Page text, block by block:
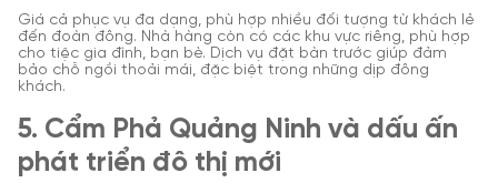
Giá cả phục vụ đa dạng, phù hợp nhiều đối tượng từ khách lẻ
đến đoàn đông. Nhà hàng còn có các khu vực riêng, phù hợp
cho tiệc gia đình, bạn bè. Dịch vụ đặt bàn trước giúp đảm
bảo chỗ ngồi thoải mái, đặc biệt trong những dịp đông
khách.
5. Cẩm Phả Quảng Ninh và dấu ấn
phát triển đô thị mới